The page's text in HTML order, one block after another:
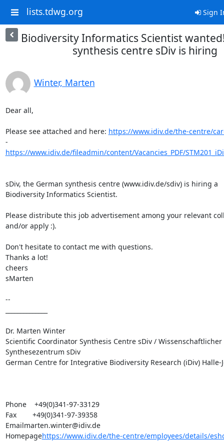
lists.tdwg.org Sign
Biodiversity Informatics Scientist
synthesis centre sDiv is hiring
Winter, Marten
Dear all,
Please see attached and here: https://www.idiv.de/the-centre/
https://www.idiv.de/fileadmin/content/Vacancies_PDF/
sDiv, the German synthesis centre (www.idiv.de/sdiv) is hiring a
Biodiversity Informatics Scientist.
Please distribute this job advertisement among your relevant
and/or apply :).
Don't hesitate to contact me with questions.
Thanks a lot!
cheers
sMarten
--
Dr. Marten Winter
Scientific Coordinator Synthesis Centre sDiv /
Synthesezentrum sDiv
German Centre for Integrative Biodiversity Research (iDiv) Halle-
Phone    +49(0)341-97-33129
Fax        +49(0)341-97-39358
Emailmarten.winter@idiv.de
Homepagehttps://www.idiv.de/the-centre/employees/details/